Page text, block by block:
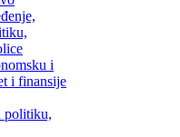
i
i finansije
politiku,